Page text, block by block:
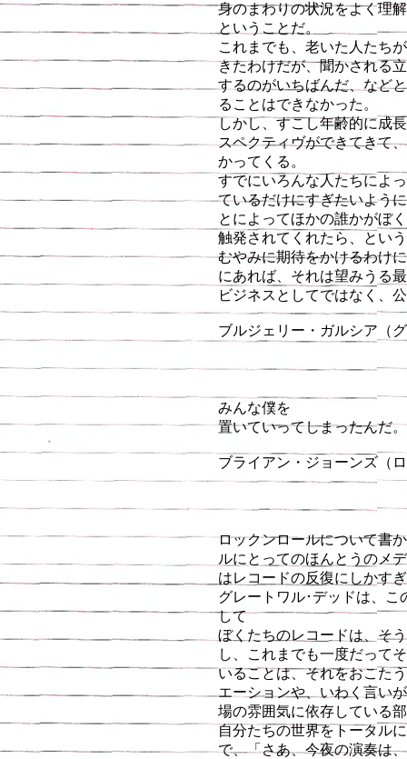
身のまわりの状況をよく理
ということだ。
これまでも、老いた人たち
きたわけだが、聞かされる
するのがいちばんだ、など
ることはできなかった。
しかし、すこし年齢的に成
スペクティヴができてきて
かってくる。
すでにいろんな人たちによ
ているだけにすぎたいよう
とによってほかの誰かがぼ
触発されてくれたら、とい
むやみに期待をかけるわけ
にあれば、それは望みうる
ビジネスとしてではなく、
ブルジェリー・ガルシア（
みんな僕を
置いていってしまったんだ。
ブライアン・ジョーンズ（
ロックンロールについて書
ルにとってのほんとうのメ
はレコードの反復にしかす
グレートワル･デッドは、
して
ぼくたちのレコードは、そ
し、これまでも一度だって
いることは、それをおこた
エーションや、いわく言い
場の雰囲気に依存している
自分たちの世界をトータル
で、「さあ、今夜の演奏は